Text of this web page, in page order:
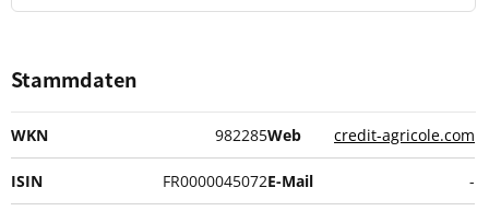
Stammdaten
WKN 982285
ISIN FR0000045072
Web credit-agricole.com
E-Mail -